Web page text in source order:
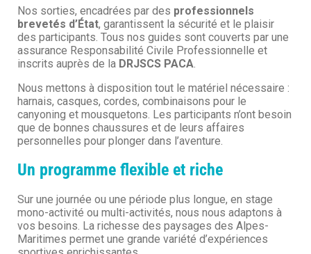
Nos sorties, encadrées par des professionnels
brevetés d’État, garantissent la sécurité et le plaisir
des participants. Tous nos guides sont couverts par une
assurance Responsabilité Civile Professionnelle et
inscrits auprès de la DRJSCS PACA
Nous mettons à disposition tout le matériel nécessaire :
harnais, casques, cordes, combinaisons pour le
canyoning et mousquetons. Les participants n’ont besoin
que de bonnes chaussures et de leurs affaires
personnelles pour plonger dans l’aventure.
Un programme flexible et riche
Sur une journée ou une période plus longue, en stage
mono-activité ou multi-activités, nous nous adaptons à
vos besoins. La richesse des paysages des Alpes-
Maritimes permet une grande variété d’expériences